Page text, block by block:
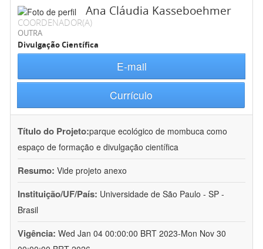
Ana Cláudia Kasseboehmer
COORDENADOR(A)
OUTRA
Divulgação Científica
E-mail
Currículo
Título do Projeto:parque ecológico de mombuca como
espaço de formação e divulgação científica
Resumo: Vide projeto anexo
Instituição/UF/País: Universidade de São Paulo - SP -
Brasil
Vigência: Wed Jan 04 00:00:00 BRT 2023-Mon Nov 30